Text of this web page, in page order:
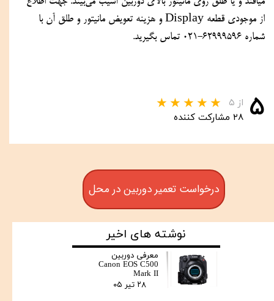
شماره 62999596-021 تماس بگیرید.
۵ از ۵
۲۸ مشارکت کننده
نوشته های اخیر
معرفی دوربین
Canon EOS C500
Mark II
۲۸ تیر ۰۵
درخواست تعمیر دوربین در محل